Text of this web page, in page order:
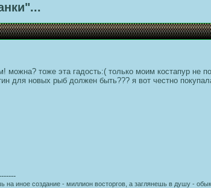
можна? тоже эта гадость:( только моим костапур не
для новых рыб должен быть??? я вот честно
на иное создание - миллион восторгов, а заглянешь в душу -